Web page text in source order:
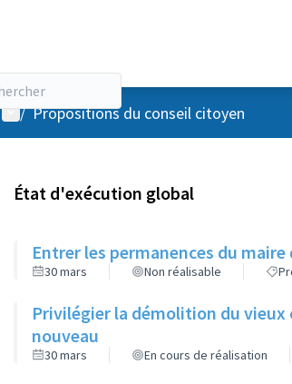
Menu utilisateur
/ Propositions du conseil citoyen
État d'exécution global
Entrer les permanences du
30 mars Non réalisable
Privilégier la démolition du
nouveau
30 mars En cours de réalisation